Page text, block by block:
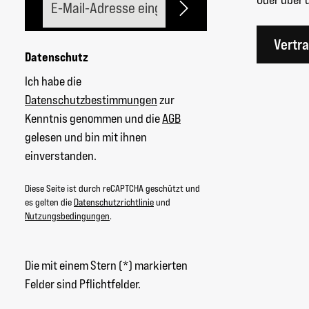
Datenschutz
Ich habe die
Datenschutzbestimmungenzur
Kenntnis genommen und dieAGB
gelesen und bin mit ihnen
einverstanden.
Diese Seite ist durch reCAPTCHA geschützt und
es gelten die Datenschutzrichtlinieund
Nutzungsbedingungen.
Die mit einem Stern (*) markierten
Felder sind Pflichtfelder.